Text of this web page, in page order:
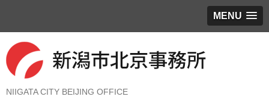
MENU
NIIGATA CITY BEIJING OFFICE